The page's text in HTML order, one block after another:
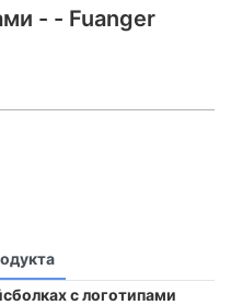
- - Fuanger
с логотипами